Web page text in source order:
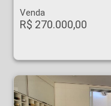
Venda
R$ 270.000,00